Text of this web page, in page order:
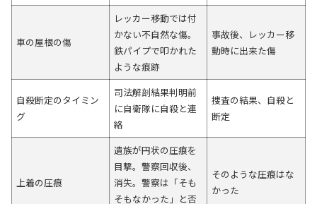
車の屋根の傷
レッカー移動では付
かない不自然な傷。
鉄パイプで叩かれた
ような痕跡
事故後、レッカー移
動時に出来た傷
自殺断定のタイミン
グ
司法解剖結果判明前
に自衛隊に自殺と連
絡
捜査の結果、自殺と
断定
上着の圧痕
遺族が円状の圧痕を
目撃。警察回収後、
消失。警察は「そも
そもなかった」と否
そのような圧痕はな
かった